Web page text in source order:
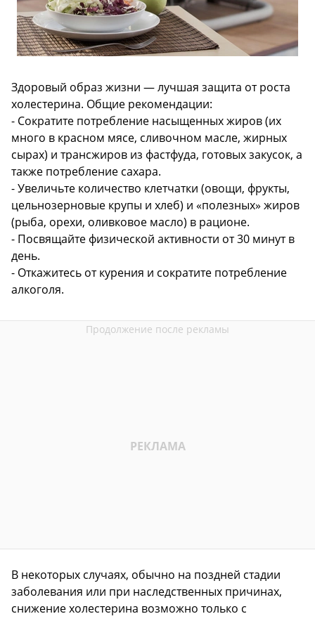
Здоровый образ жизни — лучшая защита от роста
холестерина. Общие рекомендации:
- Сократите потребление насыщенных жиров (их
много в красном мясе, сливочном масле, жирных
сырах) и трансжиров из фастфуда, готовых закусок, а
также потребление сахара.
- Увеличьте количество клетчатки (овощи, фрукты,
цельнозерновые крупы и хлеб) и «полезных» жиров
(рыба, орехи, оливковое масло) в рационе.
- Посвящайте физической активности от 30 минут в
день.
- Откажитесь от курения и сократите потребление
алкоголя.
В некоторых случаях, обычно на поздней стадии
заболевания или при наследственных причинах,
снижение холестерина возможно только с